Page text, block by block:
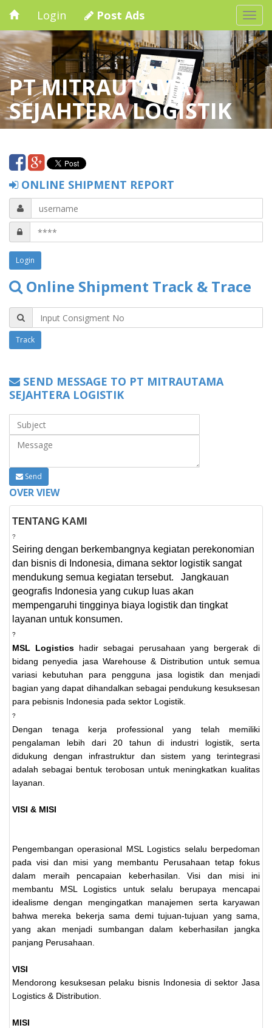
Login Post Ads
PT MITRAUTAMA
SEJAHTERA LOGISTIK
ONLINE SHIPMENT REPORT
Online Shipment Track & Trace
SEND MESSAGE TO PT MITRAUTAMA
SEJAHTERA LOGISTIK
Send
OVER VIEW
TENTANG KAMI
?
Seiring dengan berkembangnya kegiatan perekonomian
dan bisnis di Indonesia, dimana sektor logistik sangat
mendukung semua kegiatan tersebut. Jangkauan
geografis Indonesia yang cukup luas akan
mempengaruhi tingginya biaya logistik dan tingkat
layanan untuk konsumen.
?
MSL Logistics hadir sebagai perusahaan yang bergerak di
bidang penyedia jasa Warehouse & Distribution untuk semua
variasi kebutuhan para pengguna jasa logistik dan menjadi
bagian yang dapat dihandalkan sebagai pendukung kesuksesan
para pebisnis Indonesia pada sektor Logistik.
?
Dengan tenaga kerja professional yang telah memiliki
pengalaman lebih dari 20 tahun di industri logistik, serta
didukung dengan infrastruktur dan sistem yang terintegrasi
adalah sebagai bentuk terobosan untuk meningkatkan kualitas
layanan.
VISI & MISI
Pengembangan operasional MSL Logistics selalu berpedoman
pada visi dan misi yang membantu Perusahaan tetap fokus
dalam meraih pencapaian keberhasilan. Visi dan misi ini
membantu MSL Logistics untuk selalu berupaya mencapai
idealisme dengan mengingatkan manajemen serta karyawan
bahwa mereka bekerja sama demi tujuan-tujuan yang sama,
yang akan menjadi sumbangan dalam keberhasilan jangka
panjang Perusahaan.
VISI
Mendorong kesuksesan pelaku bisnis Indonesia di sektor Jasa
Logistics & Distribution.
MISI